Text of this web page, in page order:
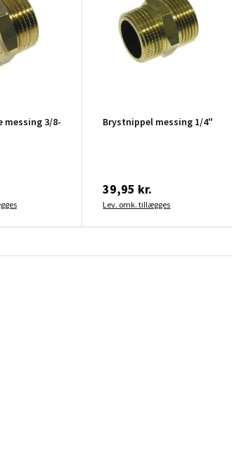
messing 3/8-
Brystnippel messing 1/4"
39,95 kr.
Lev. omk. tillægges